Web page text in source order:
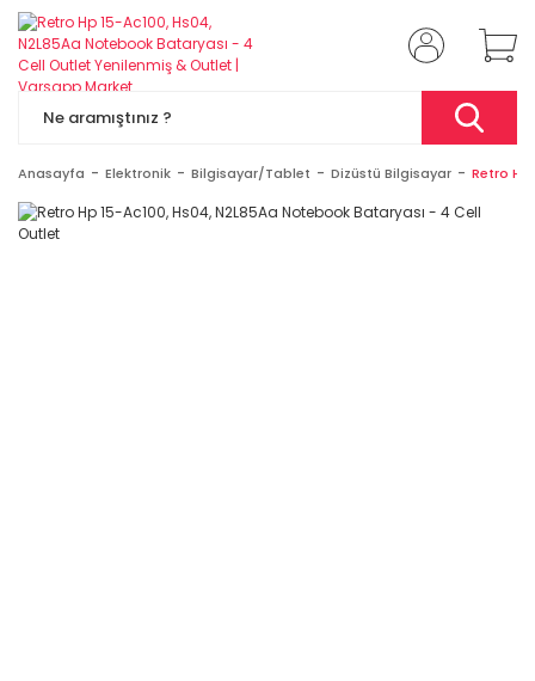
Anasayfa Elektronik Bilgisayar/Tablet Dizüstü Bilgisayar Retro